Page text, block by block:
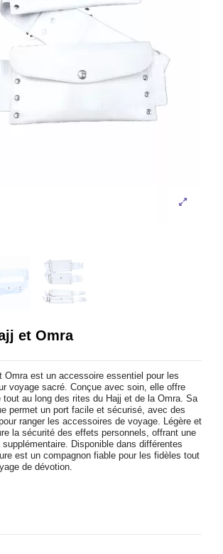
et Omra
Omra est un accessoire essentiel pour les
voyage sacré. Conçue avec soin, elle offre
au long des rites du Hajj et de la Omra. Sa
permet un port facile et sécurisé, avec des
ranger les accessoires de voyage. Légère et
la sécurité des effets personnels, offrant une
Disponible dans différentes
est un compagnon fiable pour les fidèles tout
de dévotion.